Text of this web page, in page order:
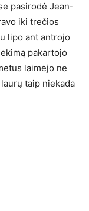
pasirodė Jean-
iki trečios
lipo ant antrojo
pakartojo
laimėjo ne
taip niekada